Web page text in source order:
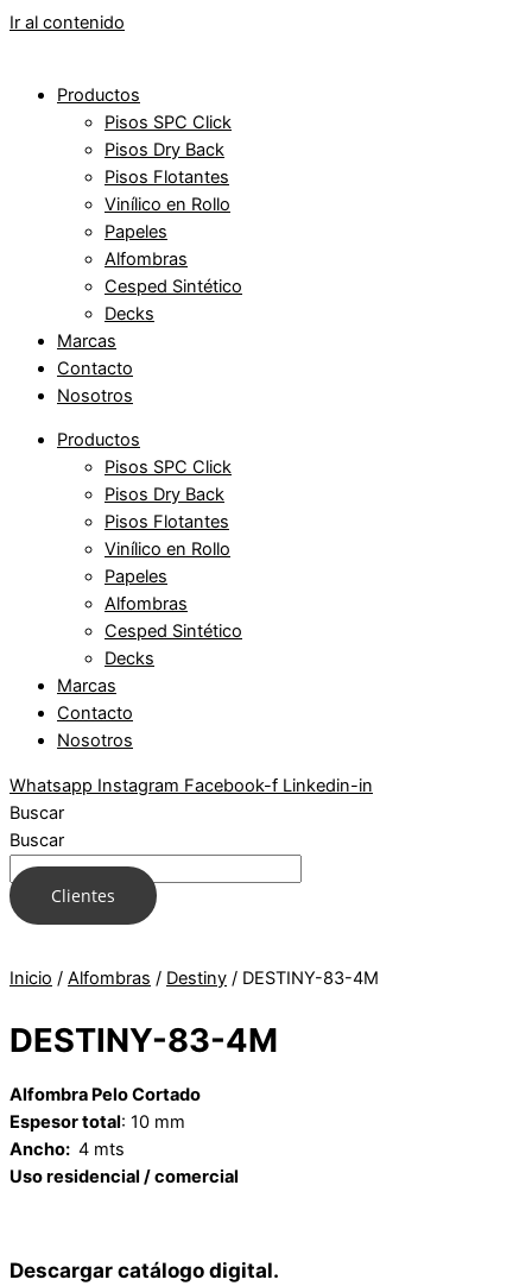
Ir al contenido
Productos
Pisos SPC Click
Pisos Dry Back
Pisos Flotantes
Vinílico en Rollo
Papeles
Alfombras
Cesped Sintético
Decks
Marcas
Contacto
Nosotros
Productos
Pisos SPC Click
Pisos Dry Back
Pisos Flotantes
Vinílico en Rollo
Papeles
Alfombras
Cesped Sintético
Decks
Marcas
Contacto
Nosotros
Whatsapp Instagram Facebook-f Linkedin-in
Buscar
Buscar
Clientes
Inicio / Alfombras / Destiny / DESTINY-83-4M
DESTINY-83-4M
Alfombra Pelo Cortado
Espesor total: 10 mm
Ancho: 4 mts
Uso residencial / comercial
Descargar catálogo digital.